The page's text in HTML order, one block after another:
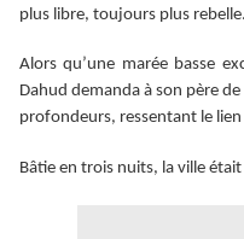
plus libre, toujours plus rebelle.
Alors qu’une marée basse
Dahud demanda à son père
profondeurs, ressentant le lien
Bâtie en trois nuits, la ville